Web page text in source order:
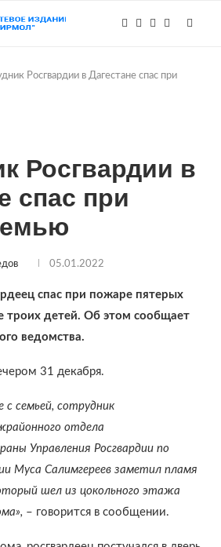
Росгвардии в Дагестане спас при
Росгвардии в
спас при
05.01.2022
спас при пожаре пятерых
троих детей. Об этом сообщает
ведомства.
31 декабря.
с семьей, сотрудник
отдела
Управления Росгвардии по
Муса Салимгереев заметил пламя
шел из цокольного этажа
– говорится в сообщении.